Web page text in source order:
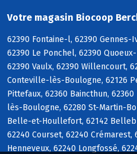
Votre magasin Biocoop
62390 Fontaine-l, 62390 Gennes-
62390 Le Ponchel, 62390
62390 Vaulx, 62390 Willencourt,
Conteville-lès-Boulogne, 62126
Pittefaux, 62360 Baincthun,
lès-Boulogne, 62280 St-Martin-
Belle-et-Houllefort, 62142
62240 Courset, 62240 Crémarest,
Henneveux, 62240 Longfossé,